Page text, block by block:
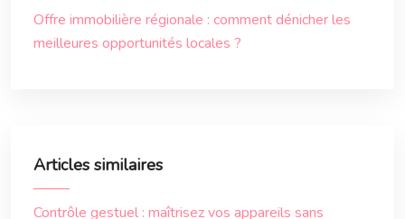
Offre immobilière régionale : comment dénicher les
meilleures opportunités locales ?
Articles similaires
Contrôle gestuel : maîtrisez vos appareils sans